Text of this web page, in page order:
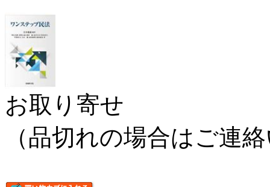
お取り寄せ
（品切れの場合はご連